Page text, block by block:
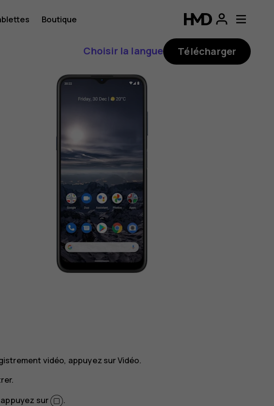
Boutique
Choisir la langue Télécharger
vidéo, appuyez surVidéo.
sur
.